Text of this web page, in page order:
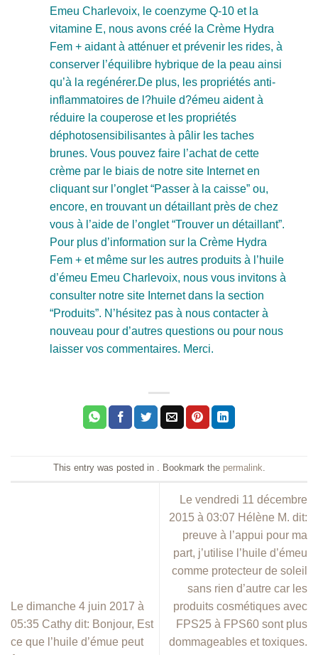
Emeu Charlevoix, le coenzyme Q-10 et la
vitamine E, nous avons créé la Crème Hydra
Fem + aidant à atténuer et prévenir les rides, à
conserver l’équilibre hybrique de la peau ainsi
qu’à la regénérer.De plus, les propriétés anti-
inflammatoires de l?huile d?émeu aident à
réduire la couperose et les propriétés
déphotosensibilisantes à pâlir les taches
brunes. Vous pouvez faire l’achat de cette
crème par le biais de notre site Internet en
cliquant sur l’onglet “Passer à la caisse” ou,
encore, en trouvant un détaillant près de chez
vous à l’aide de l’onglet “Trouver un détaillant”.
Pour plus d’information sur la Crème Hydra
Fem + et même sur les autres produits à l’huile
d’émeu Emeu Charlevoix, nous vous invitons à
consulter notre site Internet dans la section
“Produits”. N’hésitez pas à nous contacter à
nouveau pour d’autres questions ou pour nous
laisser vos commentaires. Merci.
This entry was posted in . Bookmark the permalink
Le dimanche 4 juin 2017 à
05:35 Cathy dit: Bonjour, Est
ce que l’huile d’émue peut
Le vendredi 11 décembre
2015 à 03:07 Hélène M. dit:
preuve à l’appui pour ma
part, j’utilise l’huile d’émeu
comme protecteur de soleil
sans rien d’autre car les
produits cosmétiques avec
FPS25 à FPS60 sont plus
dommageables et toxiques.